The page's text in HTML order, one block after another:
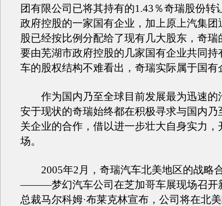
团有限公司已将其持有的1.43％奇瑞股份转
政府控股的一家国有企业，加上原上汽集团
股已经按比例分配给了现有几大股东，奇瑞
要由芜湖市政府控股的几家国有企业共同持
车的股权结构不难看出，奇瑞实际属于国有
作为国内乃至全球目前发展最为迅速的
安于现状的奇瑞始终都在积极寻求与国内乃
关企业的合作，借以进一步壮大自身实力，
场。
2005年2月，奇瑞汽车北美地区的战略
———梦幻汽车公司在芝加哥车展现场召开
总裁马尔科姆·布莱克林宣布，公司将在北